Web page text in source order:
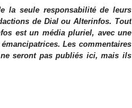
la seule responsabilité de leurs
de Dial ou Alterinfos. Tout
est un média pluriel, avec une
Les commentaires
seront pas publiés ici, mais ils